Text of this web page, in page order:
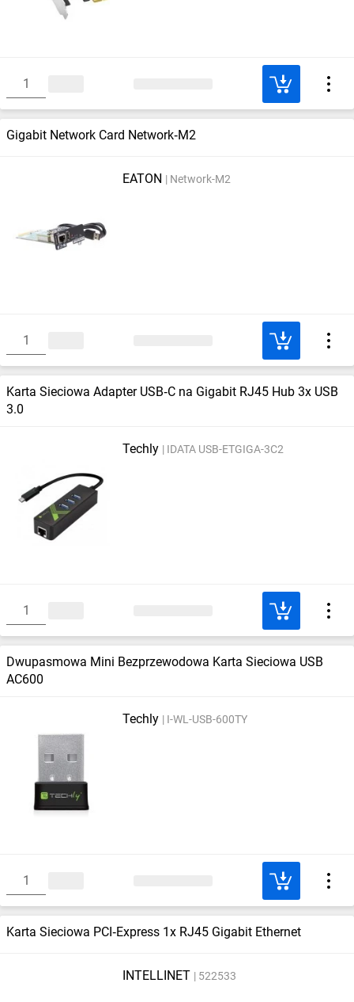
Gigabit Network Card Network‑M2
EATON Network-M2
Karta Sieciowa Adapter USB‑C na Gigabit RJ45 Hub 3x USB
3.0
Techly IDATA USB-ETGIGA-3C2
Dwupasmowa Mini Bezprzewodowa Karta Sieciowa USB
AC600
Techly I-WL-USB-600TY
Karta Sieciowa PCI‑Express 1x RJ45 Gigabit Ethernet
INTELLINET 522533